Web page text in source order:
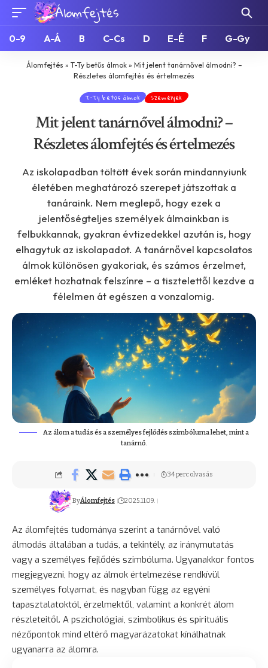
0-9 A-Á B C-Cs D E-É F G-Gy
Álomfejtés » T-Ty betűs álmok» Mit jelent tanárnővel álmodni? –
Részletes álomfejtés és értelmezés
T-Ty betűs álmok Személyek
Mit jelent tanárnővel álmodni? –
Részletes álomfejtés és értelmezés
Az iskolapadban töltött évek során mindannyiunk
életében meghatározó szerepet játszottak a
tanáraink. Nem meglepő, hogy ezek a
jelentőségteljes személyek álmainkban is
felbukkannak, gyakran évtizedekkel azután is, hogy
elhagytuk az iskolapadot. A tanárnővel kapcsolatos
álmok különösen gyakoriak, és számos érzelmet,
emléket hozhatnak felszínre – a tisztelettől kezdve a
félelmen át egészen a vonzalomig.
Az álom a tudás és a személyes fejlődés szimbóluma lehet, mint a
tanárnő.
ByÁlomfejtés 2025.11.09.
34 perc olvasás
Az álomfejtés tudománya szerint a tanárnővel való
álmodás általában a tudás, a tekintély, az iránymutatás
vagy a személyes fejlődés szimbóluma. Ugyanakkor fontos
megjegyezni, hogy az álmok értelmezése rendkívül
személyes folyamat, és nagyban függ az egyéni
tapasztalatoktól, érzelmektől, valamint a konkrét álom
részleteitől. A pszichológiai, szimbolikus és spirituális
nézőpontok mind eltérő magyarázatokat kínálhatnak
ugyanarra az álomra.